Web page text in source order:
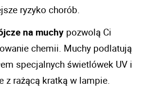
ryzyko chorób.
na muchy pozwolą Ci
chemii. Muchy podlatują
specjalnych świetlówek UV i
z rażącą kratką w lampie.